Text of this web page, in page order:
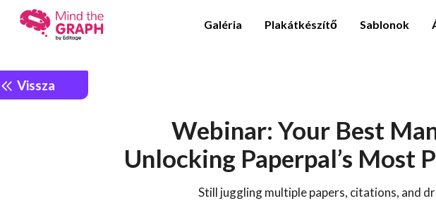
Galéria Plakátkészítő Sablonok
Vissza
Webinar: Your Best
Unlocking Paperpal’s Most
Still juggling multiple papers, citations, and